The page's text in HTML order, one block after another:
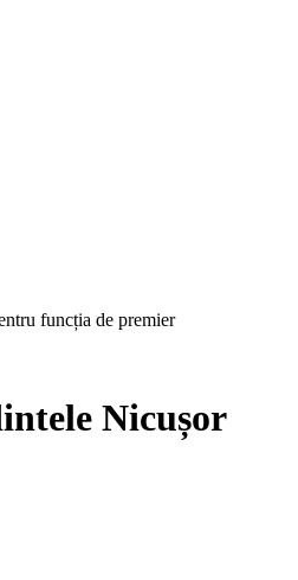
funcția de premier
Nicușor